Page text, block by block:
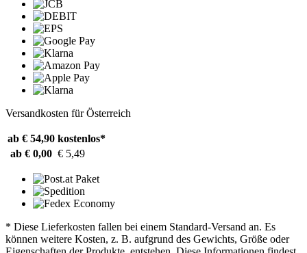
Versandkosten für Österreich
ab € 54,90 kostenlos*
ab € 0,00 € 5,49
* Diese Lieferkosten fallen bei einem Standard-Versand an. Es
können weitere Kosten, z. B. aufgrund des Gewichts, Größe oder